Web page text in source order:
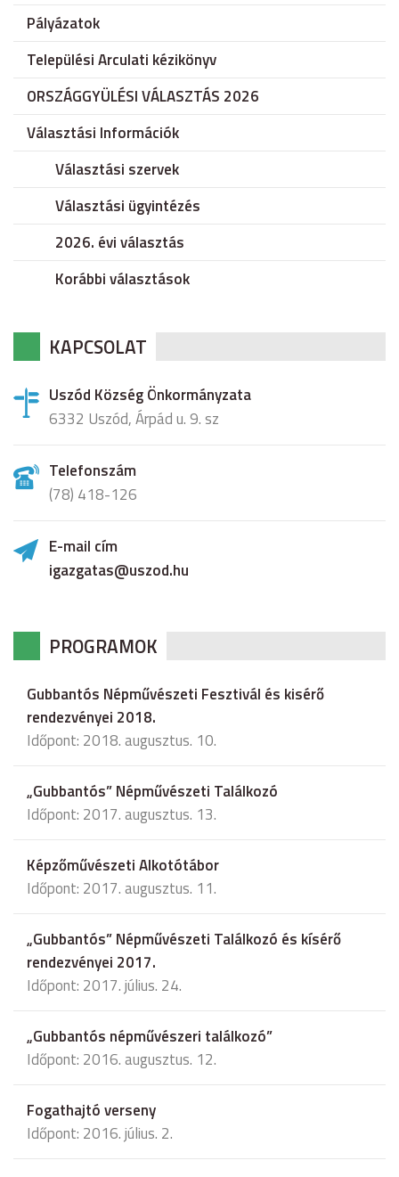
Pályázatok
Települési Arculati kézikönyv
ORSZÁGGYÜLÉSI VÁLASZTÁS 2026
Választási Információk
Választási szervek
Választási ügyintézés
2026. évi választás
Korábbi választások
KAPCSOLAT
Uszód Község Önkormányzata
6332 Uszód, Árpád u. 9. sz
Telefonszám
(78) 418-126
E-mail cím
igazgatas@uszod.hu
PROGRAMOK
Gubbantós Népművészeti Fesztivál és kisérő
rendezvényei 2018.
Időpont: 2018. augusztus. 10.
„Gubbantós” Népművészeti Találkozó
Időpont: 2017. augusztus. 13.
Képzőművészeti Alkotótábor
Időpont: 2017. augusztus. 11.
„Gubbantós” Népművészeti Találkozó és kísérő
rendezvényei 2017.
Időpont: 2017. július. 24.
„Gubbantós népművészeri találkozó”
Időpont: 2016. augusztus. 12.
Fogathajtó verseny
Időpont: 2016. július. 2.